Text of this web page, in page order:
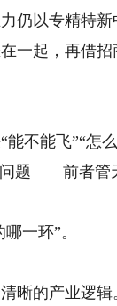
仍以专精特新
起，再借招
不能飞”“怎
题——前者管
一环”。
的产业逻辑